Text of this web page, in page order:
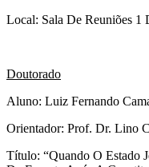
Local: Sala De Reuniões 1
Doutorado
Aluno: Luiz Fernando
Orientador: Prof. Dr. Lino
Título: “Quando O Estado